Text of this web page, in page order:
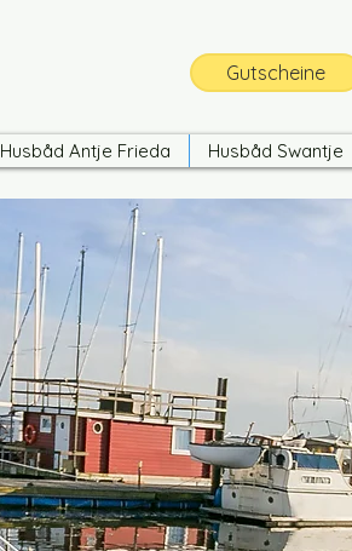
Gutscheine
Husbåd Antje Frieda Husbåd Swantje